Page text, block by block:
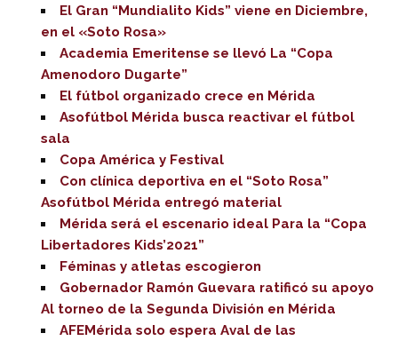
El Gran “Mundialito Kids” viene en Diciembre,
en el «Soto Rosa»
Academia Emeritense se llevó La “Copa
Amenodoro Dugarte”
El fútbol organizado crece en Mérida
Asofútbol Mérida busca reactivar el fútbol
sala
Copa América y Festival
Con clínica deportiva en el “Soto Rosa”
Asofútbol Mérida entregó material
Mérida será el escenario ideal Para la “Copa
Libertadores Kids’2021”
Féminas y atletas escogieron
Gobernador Ramón Guevara ratificó su apoyo
Al torneo de la Segunda División en Mérida
AFEMérida solo espera Aval de las